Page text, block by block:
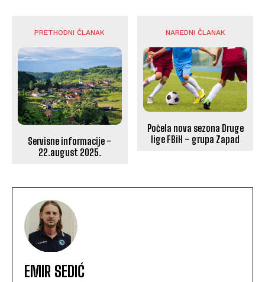
PRETHODNI ČLANAK
Servisne informacije –
22.august 2025.
NAREDNI ČLANAK
Počela nova sezona Druge
lige FBiH – grupa Zapad
EMIR SEDIĆ